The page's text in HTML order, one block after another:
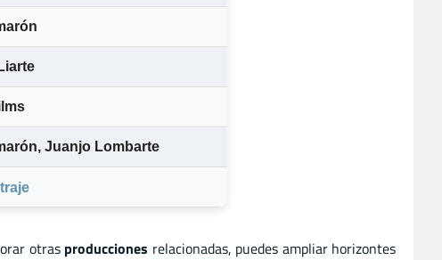
, Juanjo Lombarte
otras producciones relacionadas, puedes ampliar horizontes